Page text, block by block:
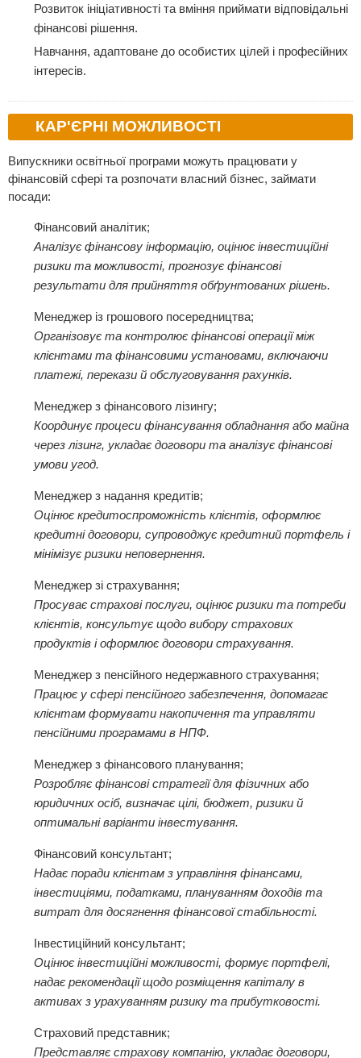
Розвиток ініціативності та вміння приймати відповідальні
фінансові рішення.
Навчання, адаптоване до особистих цілей і професійних
інтересів.
КАР'ЄРНІ МОЖЛИВОСТІ
Випускники освітньої програми можуть працювати у
фінансовій сфері та розпочати власний бізнес, займати
посади:
Фінансовий аналітик;
Аналізує фінансову інформацію, оцінює інвестиційні
ризики та можливості, прогнозує фінансові
результати для прийняття обґрунтованих рішень.
Менеджер із грошового посередництва;
Організовує та контролює фінансові операції між
клієнтами та фінансовими установами, включаючи
платежі, перекази й обслуговування рахунків.
Менеджер з фінансового лізингу;
Координує процеси фінансування обладнання або майна
через лізинг, укладає договори та аналізує фінансові
умови угод.
Менеджер з надання кредитів;
Оцінює кредитоспроможність клієнтів, оформлює
кредитні договори, супроводжує кредитний портфель і
мінімізує ризики неповернення.
Менеджер зі страхування;
Просуває страхові послуги, оцінює ризики та потреби
клієнтів, консультує щодо вибору страхових
продуктів і оформлює договори страхування.
Менеджер з пенсійного недержавного страхування;
Працює у сфері пенсійного забезпечення, допомагає
клієнтам формувати накопичення та управляти
пенсійними програмами в НПФ.
Менеджер з фінансового планування;
Розробляє фінансові стратегії для фізичних або
юридичних осіб, визначає цілі, бюджет, ризики й
оптимальні варіанти інвестування.
Фінансовий консультант;
Надає поради клієнтам з управління фінансами,
інвестиціями, податками, плануванням доходів та
витрат для досягнення фінансової стабільності.
Інвестиційний консультант;
Оцінює інвестиційні можливості, формує портфелі,
надає рекомендації щодо розміщення капіталу в
активах з урахуванням ризику та прибутковості.
Страховий представник;
Представляє страхову компанію, укладає договори,